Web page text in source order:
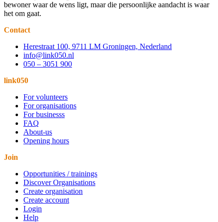
bewoner waar de wens ligt, maar die persoonlijke aandacht is waar
het om gaat.
Contact
Herestraat 100, 9711 LM Groningen, Nederland
info@link050.nl
050 – 3051 900
link050
For volunteers
For organisations
For businesss
FAQ
About-us
Opening hours
Join
Opportunities / trainings
Discover Organisations
Create organisation
Create account
Login
Help